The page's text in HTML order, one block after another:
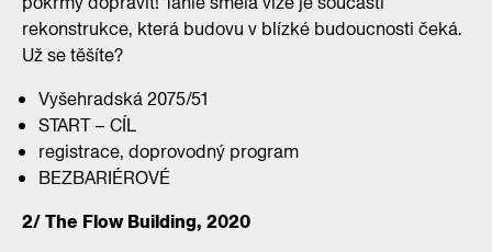
rekonstrukce, která budovu v blízké budoucnosti čeká.
Už se těšíte?
Vyšehradská 2075/51
START – CÍL
registrace, doprovodný program
BEZBARIÉROVÉ
2/ The Flow Building, 2020